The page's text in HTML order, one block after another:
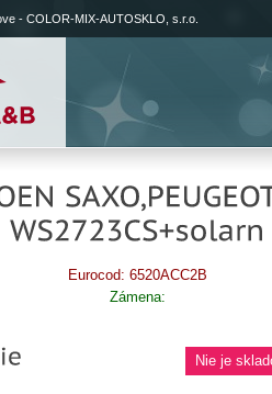
- COLOR-MIX-AUTOSKLO, s.r.o.
Eurocod: 6520ACC2B
Zámena:
Nie je